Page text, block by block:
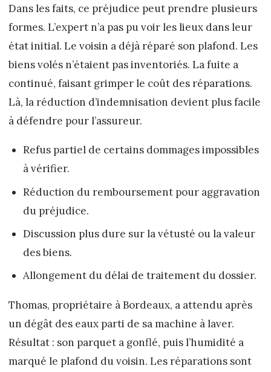
Dans les faits, ce préjudice peut prendre plusieurs
formes. L’expert n’a pas pu voir les lieux dans leur
état initial. Le voisin a déjà réparé son plafond. Les
biens volés n’étaient pas inventoriés. La fuite a
continué, faisant grimper le coût des réparations.
Là, la réduction d’indemnisation devient plus facile
à défendre pour l’assureur.
Refus partiel de certains dommages impossibles
à vérifier.
Réduction du remboursement pour aggravation
du préjudice.
Discussion plus dure sur la vétusté ou la valeur
des biens.
Allongement du délai de traitement du dossier.
Thomas, propriétaire à Bordeaux, a attendu après
un dégât des eaux parti de sa machine à laver.
Résultat : son parquet a gonflé, puis l’humidité a
marqué le plafond du voisin. Les réparations sont